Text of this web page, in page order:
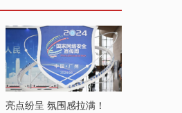
亮点纷呈 氛围感拉满！